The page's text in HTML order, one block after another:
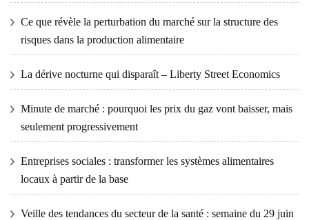
Ce que révèle la perturbation du marché sur la structure des
risques dans la production alimentaire
La dérive nocturne qui disparaît – Liberty Street Economics
Minute de marché : pourquoi les prix du gaz vont baisser, mais
seulement progressivement
Entreprises sociales : transformer les systèmes alimentaires
locaux à partir de la base
Veille des tendances du secteur de la santé : semaine du 29 juin